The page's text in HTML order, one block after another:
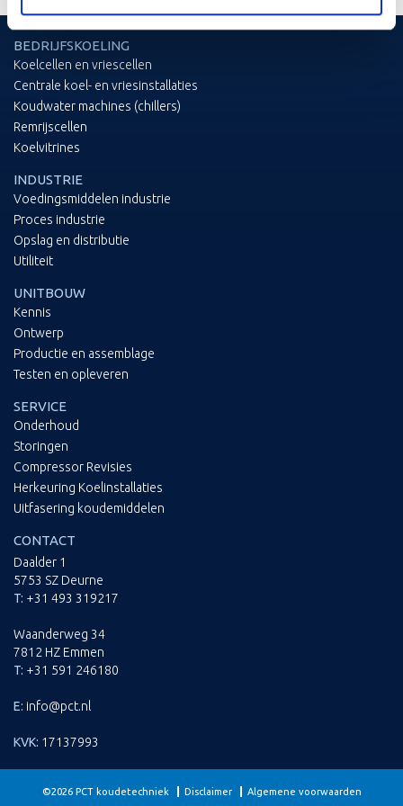
BEDRIJFSKOELING
Koelcellen en vriescellen
Centrale koel- en vriesinstallaties
Koudwater machines (chillers)
Remrijscellen
Koelvitrines
INDUSTRIE
Voedingsmiddelen industrie
Proces industrie
Opslag en distributie
Utiliteit
UNITBOUW
Kennis
Ontwerp
Productie en assemblage
Testen en opleveren
SERVICE
Onderhoud
Storingen
Compressor Revisies
Herkeuring Koelinstallaties
Uitfasering koudemiddelen
CONTACT
Daalder 1
5753 SZ Deurne
T: +31 493 319217
Waanderweg 34
7812 HZ Emmen
T: +31 591 246180
E: info@pct.nl
KVK: 17137993
©2026 PCT koudetechniek Disclaimer Algemene voorwaarden